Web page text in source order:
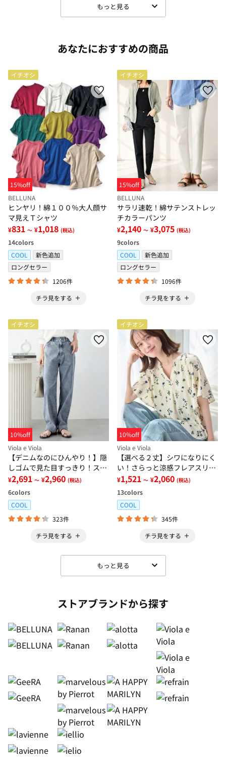
もっと見る
あなたにおすすめの商品
イチオシ
15%off
BELLUNA
ヒンヤリ！綿１００％大人顔サ
マ見えＴシャツ
¥831 ～ ¥1,018 (税込)
14colors
COOL
新色追加
ロングセラー
1206件
チラ見をする
イチオシ
15%off
BELLUNA
サラリ速乾！綿サテンストレッ
チカラーパンツ
¥2,140 ～ ¥3,075 (税込)
9colors
COOL
新色追加
ロングセラー
1096件
チラ見をする
イチオシ
10%off
Viola e Viola
【デニムなのにひんやり！】隠
しゴムで見た目すっきり！スト
レッチ楽ちんデニム
¥2,691 ～ ¥2,960 (税込)
6colors
COOL
323件
チラ見をする
イチオシ
10%off
Viola e Viola
【選べる２丈】シワになりにく
い！さらっと涼感フレアスリー
ブブラウス
¥1,521 ～ ¥2,060 (税込)
13colors
COOL
345件
チラ見をする
もっと見る
ストアブランドから探す